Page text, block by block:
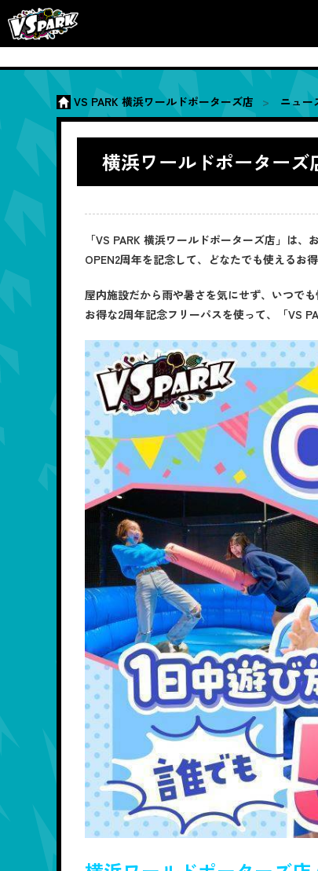
VS PARK 横浜ワールドポーターズ店 ニュー
横浜ワールドポーター
「VS PARK 横浜ワールドポーターズ店」は、
OPEN2周年を記念して、どなたでも使えるお
屋内施設だから雨や暑さを気にせず、いつでも
お得な2周年記念フリーパスを使って、「VS